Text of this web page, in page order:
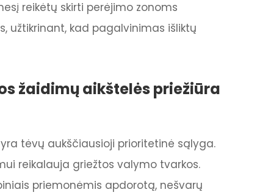
reikėtų skirti perėjimo zonoms
užtikrinant, kad pagalvinimas išliktų
žaidimų aikštelės priežiūra
tėvų aukščiausioji prioritetinė sąlyga.
reikalauja griežtos valymo tvarkos.
priemonėmis apdorotą, nešvarų